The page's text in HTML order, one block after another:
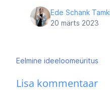
Ede Schank
20 märts 2023
Navigeerimine
Eelmine ideeloomeüritus
Lisa kommentaar